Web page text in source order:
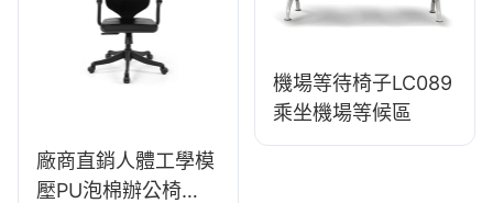
廠商直銷人體工學模
壓PU泡棉辦公椅
機場等待椅子LC089
乘坐機場等候區